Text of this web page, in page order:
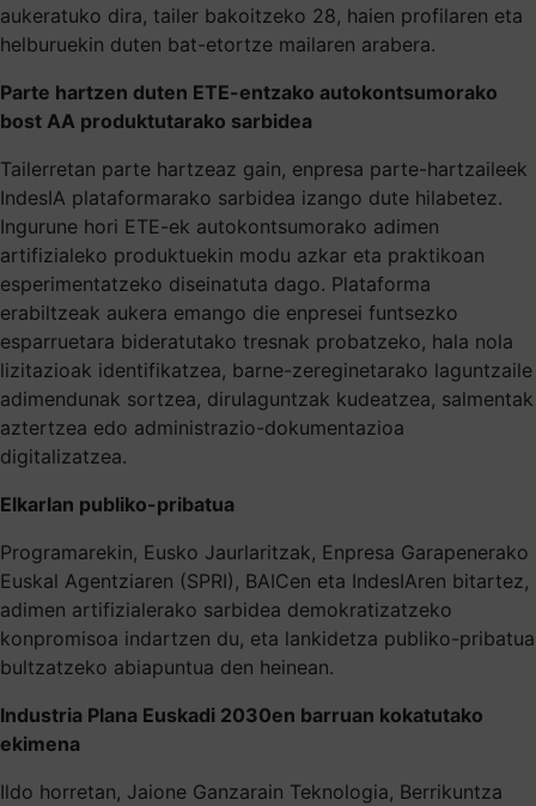
aukeratuko dira, tailer bakoitzeko 28, haien profilaren eta
helburuekin duten bat-etortze mailaren arabera.
Parte hartzen duten ETE-entzako autokontsumorako
bost AA produktutarako sarbidea
Tailerretan parte hartzeaz gain, enpresa parte-hartzaileek
IndesIA plataformarako sarbidea izango dute hilabetez.
Ingurune hori ETE-ek autokontsumorako adimen
artifizialeko produktuekin modu azkar eta praktikoan
esperimentatzeko diseinatuta dago. Plataforma
erabiltzeak aukera emango die enpresei funtsezko
esparruetara bideratutako tresnak probatzeko, hala nola
lizitazioak identifikatzea, barne-zereginetarako laguntzaile
adimendunak sortzea, dirulaguntzak kudeatzea, salmentak
aztertzea edo administrazio-dokumentazioa
digitalizatzea.
Elkarlan publiko-pribatua
Programarekin, Eusko Jaurlaritzak, Enpresa Garapenerako
Euskal Agentziaren (SPRI), BAICen eta IndesIAren bitartez,
adimen artifizialerako sarbidea demokratizatzeko
konpromisoa indartzen du, eta lankidetza publiko-pribatua
bultzatzeko abiapuntua den heinean.
Industria Plana Euskadi 2030en barruan kokatutako
ekimena
Ildo horretan, Jaione Ganzarain Teknologia, Berrikuntza